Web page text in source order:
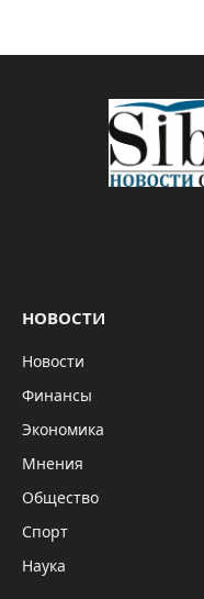
НОВОСТИ
Новости
Финансы
Экономика
Мнения
Общество
Спорт
Наука